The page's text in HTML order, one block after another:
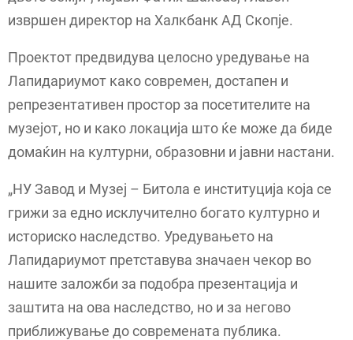
извршен директор на Халкбанк АД Скопје.
Проектот предвидува целосно уредување на
Лапидариумот како современ, достапен и
репрезентативен простор за посетителите на
музејот, но и како локација што ќе може да биде
домаќин на културни, образовни и јавни настани.
„НУ Завод и Музеј – Битола е институција која се
грижи за едно исклучително богато културно и
историско наследство. Уредувањето на
Лапидариумот претставува значаен чекор во
нашите заложби за подобра презентација и
заштита на ова наследство, но и за негово
приближување до современата публика.